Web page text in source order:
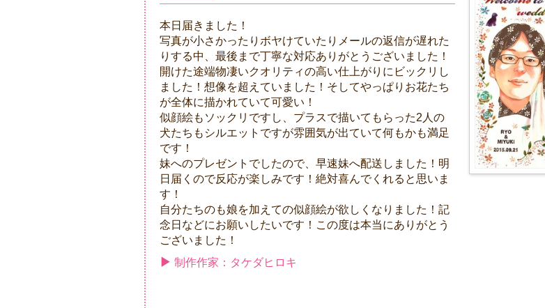
本日届きました！
写真が小さかったりボヤけていたりメールの返信が遅れた
りする中、最後まで丁寧な対応ありがとうございました！
開けた途端物凄いクオリティの高い仕上がりにビックリし
ました！想像を超えていました！そしてやっぱりお花たち
が全体に描かれていて可愛い！
似顔絵もソックリですし、プラスで描いてもらった2人の
犬たちもシルエットですが雰囲気が出ていて何もかも満足
です！
妹へのプレゼントでしたので、早速妹へ配送しました！明
日届くので反応が楽しみです！絶対喜んでくれると思いま
す！
自分たちのも娘を加えての似顔絵が欲しくなりました！記
念日などにお願いしたいです！この度は本当にありがとう
ございました！
制作作家：タケダヒロキ